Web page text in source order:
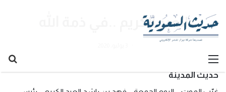
القائمة
العبد الكريم ..في ذمة الله
حديث المدينة